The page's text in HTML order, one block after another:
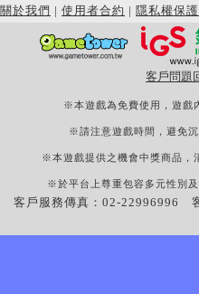
關於我們 | 使用者合約 | 隱私權保護
客戶問題
※本遊戲為免費使用，遊戲
※請注意遊戲時間，避免
※本遊戲提供之機會中獎商品，
※於平台上尊重包容多元性別
客戶服務傳真：02-22996996